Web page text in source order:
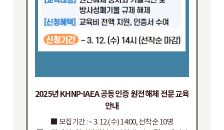
2025년 KHNP-IAEA 공동인증 원전해체 전문교육
안내
■ 모집기간 : ~ 3. 12.(수) 14:00, 선착순 10명